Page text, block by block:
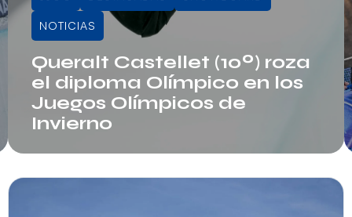
NOTICIAS
Queralt Castellet (10º) roza
el diploma Olímpico en los
Juegos Olímpicos de
Invierno